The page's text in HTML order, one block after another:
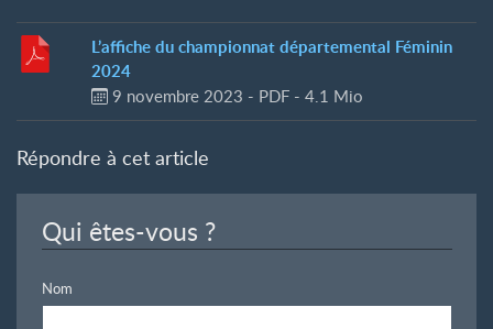
L’affiche du championnat départemental Féminin
2024
9 novembre 2023 - PDF- 4.1 Mio
Répondre à cet article
Qui êtes-vous ?
Nom